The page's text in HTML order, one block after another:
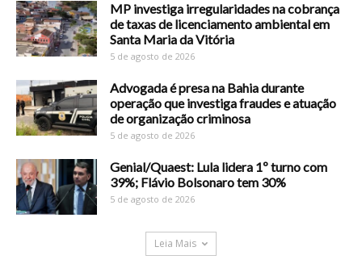
MP investiga irregularidades na cobrança
de taxas de licenciamento ambiental em
Santa Maria da Vitória
5 de agosto de 2026
Advogada é presa na Bahia durante
operação que investiga fraudes e atuação
de organização criminosa
5 de agosto de 2026
Genial/Quaest: Lula lidera 1º turno com
39%; Flávio Bolsonaro tem 30%
5 de agosto de 2026
Leia Mais